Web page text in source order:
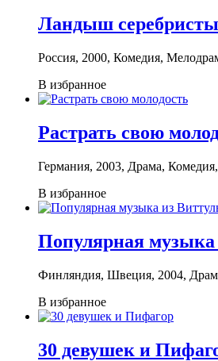
Ландыш
Россия, 2000, Комедия,
В избранное
Растрать свою
Германия, 2003, Драма,
В избранное
Популярная
Финляндия, Швеция, 2004,
В избранное
30 девушек и